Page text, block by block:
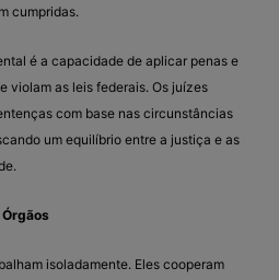
cumpridas.
é a capacidade de aplicar penas e
violam as leis federais. Os juízes
com base nas circunstâncias
um equilíbrio entre a justiça e as
isoladamente. Eles cooperam